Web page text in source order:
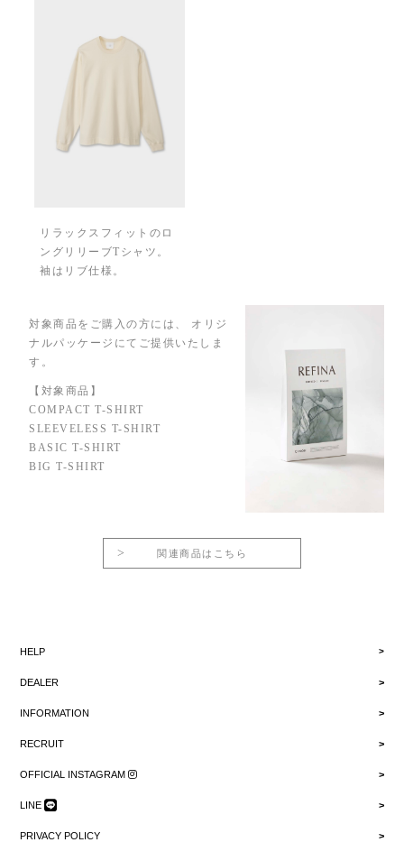
リラックスフィットのロ
ングリリーブTシャツ。
袖はリブ仕様。
対象商品をご購入の方には、 オリジ
ナルパッケージにてご提供いたしま
す。
【対象商品】
COMPACT T-SHIRT
SLEEVELESS T-SHIRT
BASIC T-SHIRT
BIG T-SHIRT
関連商品はこちら
HELP
DEALER
INFORMATION
RECRUIT
OFFICIAL INSTAGRAM
LINE
PRIVACY POLICY